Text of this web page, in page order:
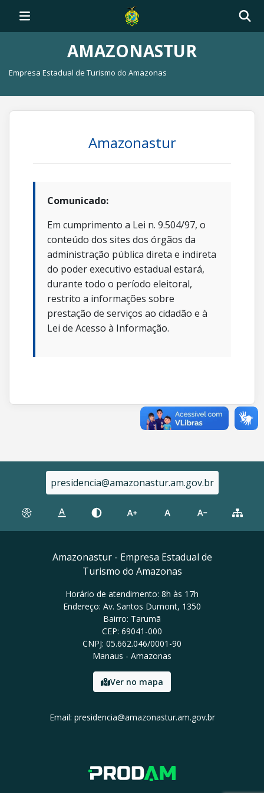
AMAZONASTUR
Empresa Estadual de Turismo do Amazonas
Amazonastur
Comunicado:
Em cumprimento a Lei n. 9.504/97, o
conteúdo dos sites dos órgãos da
administração pública direta e indireta
do poder executivo estadual estará,
durante todo o período eleitoral,
restrito a informações sobre
prestação de serviços ao cidadão e à
Lei de Acesso à Informação.
presidencia@amazonastur.am.gov.br
Amazonastur - Empresa Estadual de
Turismo do Amazonas
Horário de atendimento: 8h às 17h
Endereço: Av. Santos Dumont, 1350
Bairro: Tarumã
CEP: 69041-000
CNPJ: 05.662.046/0001-90
Manaus - Amazonas
Ver no mapa
Email: presidencia@amazonastur.am.gov.br